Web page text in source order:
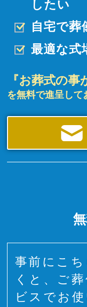
したい
自宅で葬
最適な式
『お葬式の事
を無料で進呈して
事前にこ
くと、ご
ビスでお